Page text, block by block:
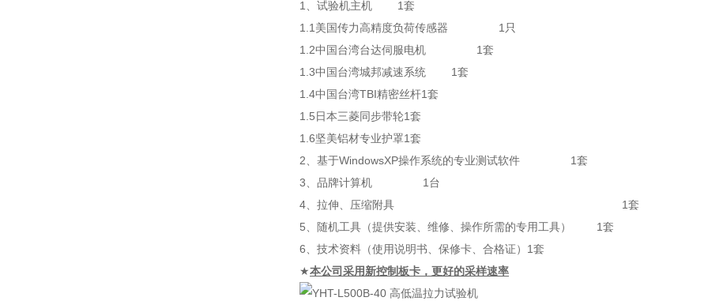
1、试验机主机 1套
1.1美国传力高精度负荷传感器 1只
1.2中国台湾台达伺服电机 1套
1.3中国台湾城邦减速系统 1套
1.4中国台湾TBI精密丝杆1套
1.5日本三菱同步带轮1套
1.6坚美铝材专业护罩1套
2、基于WindowsXP操作系统的专业测试软件 1套
3、品牌计算机 1台
4、拉伸、压缩附具 1套
5、随机工具（提供安装、维修、操作所需的专用工具） 1套
6、技术资料（使用说明书、保修卡、合格证）1套
★本公司采用新控制板卡，更好的采样速率